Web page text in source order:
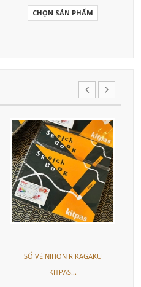
CHỌN SẢN PHẨM
SỔ VẼ NIHON RIKAGAKU
KITPAS...